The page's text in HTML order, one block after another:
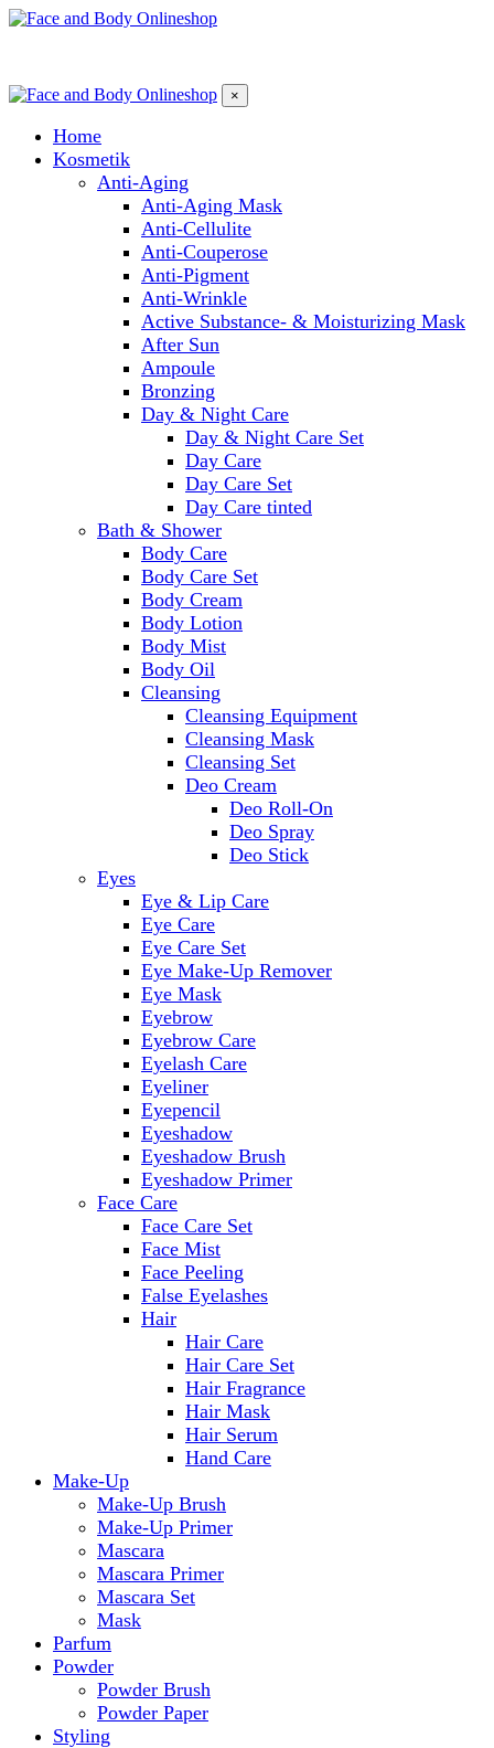
×
Home
Kosmetik
Anti-Aging
Anti-Aging Mask
Anti-Cellulite
Anti-Couperose
Anti-Pigment
Anti-Wrinkle
Active Substance- & Moisturizing Mask
After Sun
Ampoule
Bronzing
Day & Night Care
Day & Night Care Set
Day Care
Day Care Set
Day Care tinted
Bath & Shower
Body Care
Body Care Set
Body Cream
Body Lotion
Body Mist
Body Oil
Cleansing
Cleansing Equipment
Cleansing Mask
Cleansing Set
Deo Cream
Deo Roll-On
Deo Spray
Deo Stick
Eyes
Eye & Lip Care
Eye Care
Eye Care Set
Eye Make-Up Remover
Eye Mask
Eyebrow
Eyebrow Care
Eyelash Care
Eyeliner
Eyepencil
Eyeshadow
Eyeshadow Brush
Eyeshadow Primer
Face Care
Face Care Set
Face Mist
Face Peeling
False Eyelashes
Hair
Hair Care
Hair Care Set
Hair Fragrance
Hair Mask
Hair Serum
Hand Care
Make-Up
Make-Up Brush
Make-Up Primer
Mascara
Mascara Primer
Mascara Set
Mask
Parfum
Powder
Powder Brush
Powder Paper
Styling